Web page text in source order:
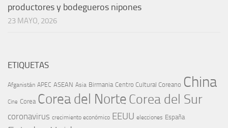
productores y bodegueros nipones
23 MAYO, 2026
ETIQUETAS
Afganistán APEC ASEAN Asia Birmania Centro Cultural Coreano China
Cine Corea Corea del NorteCorea del Sur
coronavirus crecimiento económico EEUU elecciones España